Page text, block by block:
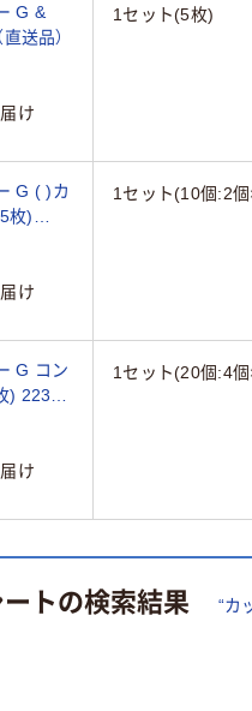
G &
送品）
け
1セット(5枚)
G ( )カ
枚)
け
1セット(10個:2
G コン
) 223-
け
1セット(20個:4
トの検索結果 “カ